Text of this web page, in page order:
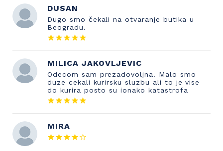
DUSAN
Dugo smo čekali na otvaranje butika u
Beogradu.
MILICA JAKOVLJEVIC
Odecom sam prezadovoljna. Malo smo
duze cekali kurirsku sluzbu ali to je vise
do kurira posto su ionako katastrofa
MIRA